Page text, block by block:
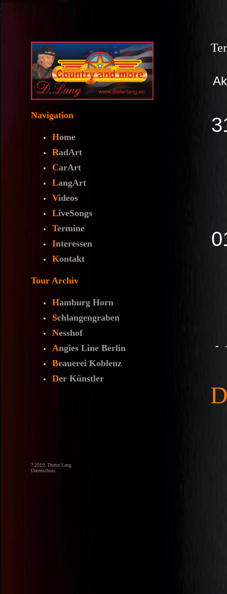
Navigation
Home
RadArt
CarArt
LangArt
Videos
LiveSongs
Termine
Interessen
Kontakt
Tour Archiv
Hamburg Horn
Schlangengraben
Nesshof
Angies Line Berlin
Brauerei Koblenz
Der Künstler
? 2019, Dieter Lang
Datenschutz